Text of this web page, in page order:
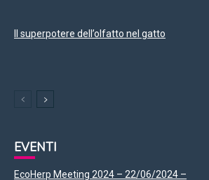
Il superpotere dell’olfatto nel gatto
EVENTI
EcoHerp Meeting 2024 – 22/06/2024 –